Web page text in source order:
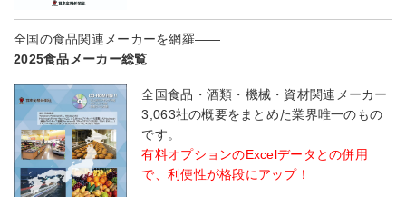
全国の食品関連メーカーを網羅――
2025食品メーカー総覧
全国食品・酒類・機械・資材関連メーカー
3,063社の概要をまとめた業界唯一のもの
です。
有料オプションのExcelデータとの併用
で、利便性が格段にアップ！